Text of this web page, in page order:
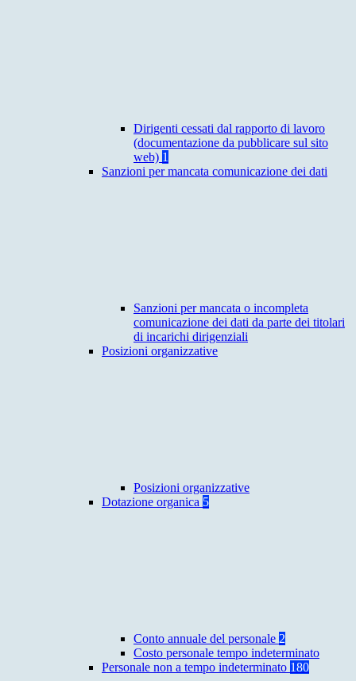
Dirigenti cessati dal rapporto di lavoro
(documentazione da pubblicare sul sito
web) 1
Sanzioni per mancata comunicazione dei dati
Sanzioni per mancata o incompleta
comunicazione dei dati da parte dei titolari
di incarichi dirigenziali
Posizioni organizzative
Posizioni organizzative
Dotazione organica 5
Conto annuale del personale 2
Costo personale tempo indeterminato
Personale non a tempo indeterminato 180